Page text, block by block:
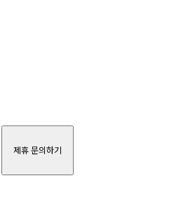
제휴 문의하기